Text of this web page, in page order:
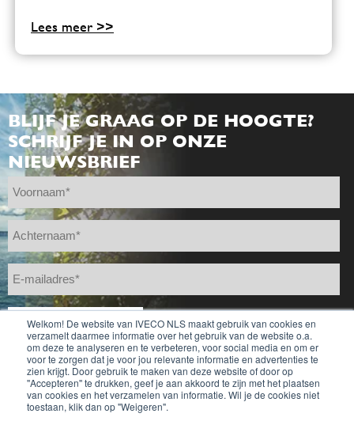
Welkom! De website van IVECO NLS maakt gebruik van cookies en
verzamelt daarmee informatie over het gebruik van de website o.a.
om deze te analyseren en te verbeteren, voor social media en om er
voor te zorgen dat je voor jou relevante informatie en advertenties te
zien krijgt. Door gebruik te maken van deze website of door op
''Accepteren'' te drukken, geef je aan akkoord te zijn met het plaatsen
van cookies en het verzamelen van informatie. Wil je de cookies niet
toestaan, klik dan op "Weigeren".
Lees meer >>
BLIJF JE GRAAG OP DE HOOGTE?
SCHRIJF JE IN OP ONZE
NIEUWSBRIEF